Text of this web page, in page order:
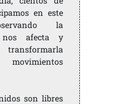
en este
la
nos afecta y
son libres